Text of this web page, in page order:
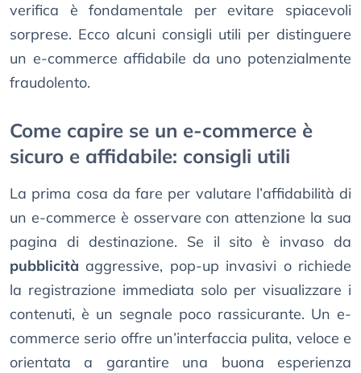
verifica è fondamentale per evitare spiacevoli
sorprese. Ecco alcuni consigli utili per distinguere
un e-commerce affidabile da uno potenzialmente
fraudolento.
Come capire se un e-commerce è
sicuro e affidabile: consigli utili
La prima cosa da fare per valutare l’affidabilità di
un e-commerce è osservare con attenzione la sua
pagina di destinazione. Se il sito è invaso da
pubblicità aggressive, pop-up invasivi o richiede
la registrazione immediata solo per visualizzare i
contenuti, è un segnale poco rassicurante. Un e-
commerce serio offre un’interfaccia pulita, veloce e
orientata a garantire una buona esperienza